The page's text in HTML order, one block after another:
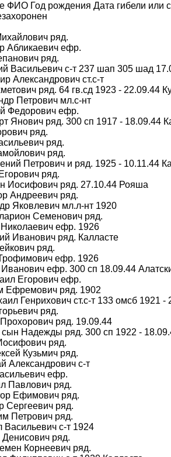
ФИО Год рождения Дата гибели или
ряд.
ефр.
ряд.
Васильевич с-т 237 шап 305 шад
Александрович ст.с-т
ряд. 64 гв.сд 1923 - 22.09.44
Петрович мл.с-нт
Федорович ефр.
Янович ряд. 300 сп 1917 - 18.09.44
ряд.
ряд.
ряд.
Петрович и ряд. 1925 - 10.11.44
ряд.
ряд. 27.10.44 Рояша
Андреевич ряд.
Яковлевич мл.л-нт 1920
Семенович ряд.
ефр. 1926
Иванович ряд. Калласте
ряд.
ефр. 1926
ефр. 300 сп 18.09.44
Егорович ефр.
ряд. 1902
Генрихович ст.с-т 133 омсб 1921 -
ряд.
ряд. 19.09.44
Надежды ряд. 300 сп 1922 -
ряд.
Кузьмич ряд.
с-т
ефр.
Павлович ряд.
Ефимович ряд.
ряд.
Петрович ряд.
с-т 1924
ряд.
Корнеевич ряд.